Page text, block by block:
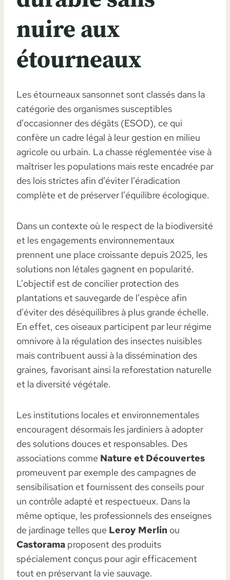
nuire aux
étourneaux
Les étourneaux sansonnet sont classés dans la
catégorie des organismes susceptibles
d’occasionner des dégâts (ESOD), ce qui
confère un cadre légal à leur gestion en milieu
agricole ou urbain. La chasse réglementée vise à
maîtriser les populations mais reste encadrée par
des lois strictes afin d’éviter l’éradication
complète et de préserver l’équilibre écologique.
Dans un contexte où le respect de la biodiversité
et les engagements environnementaux
prennent une place croissante depuis 2025, les
solutions non létales gagnent en popularité.
L’objectif est de concilier protection des
plantations et sauvegarde de l’espèce afin
d’éviter des déséquilibres à plus grande échelle.
En effet, ces oiseaux participent par leur régime
omnivore à la régulation des insectes nuisibles
mais contribuent aussi à la dissémination des
graines, favorisant ainsi la reforestation naturelle
et la diversité végétale.
Les institutions locales et environnementales
encouragent désormais les jardiniers à adopter
des solutions douces et responsables. Des
associations comme Nature et Découvertes
promeuvent par exemple des campagnes de
sensibilisation et fournissent des conseils pour
un contrôle adapté et respectueux. Dans la
même optique, les professionnels des enseignes
de jardinage telles que Leroy Merlin ou
Castorama proposent des produits
spécialement conçus pour agir efficacement
tout en préservant la vie sauvage.